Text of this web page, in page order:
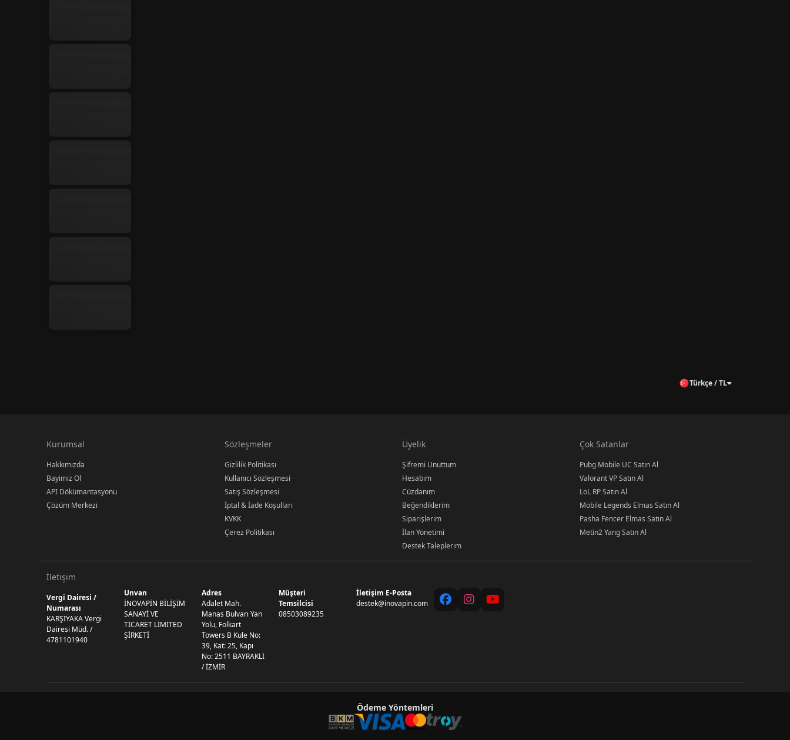
Türkçe / TL
Kurumsal
Hakkımızda
Bayimiz Ol
API Dökümantasyonu
Çözüm Merkezi
Sözleşmeler
Gizlilik Politikası
Kullanıcı Sözleşmesi
Satış Sözleşmesi
İptal & İade Koşulları
KVKK
Çerez Politikası
Üyelik
Şifremi Unuttum
Hesabım
Cüzdanım
Beğendiklerim
Siparişlerim
İlan Yönetimi
Destek Taleplerim
Çok Satanlar
Pubg Mobile UC Satın Al
Valorant VP Satın Al
LoL RP Satın Al
Mobile Legends Elmas Satın Al
Pasha Fencer Elmas Satın Al
Metin2 Yang Satın Al
İletişim
Vergi Dairesi /
Numarası
KARŞIYAKA Vergi
Dairesi Müd. /
4781101940
Unvan
İNOVAPİN BİLİŞİM
SANAYİ VE
TİCARET LİMİTED
ŞİRKETİ
Adres
Adalet Mah.
Manas Bulvarı Yan
Yolu, Folkart
Towers B Kule No:
39, Kat: 25, Kapı
No: 2511 BAYRAKLI
/ İZMİR
Müşteri
Temsilcisi
08503089235
İletişim E-Posta
destek@inovapin.com
Ödeme Yöntemleri